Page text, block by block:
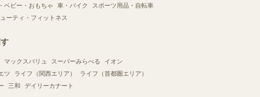
ベビー・おもちゃ 車・バイク
スポーツ用品・自転車
ーティ・フィットネス
マックスバリュ スーパーみらべる
イオン
ツ ライフ（関西エリア）
ライフ（首都圏エリア）
三和 デイリーカナート